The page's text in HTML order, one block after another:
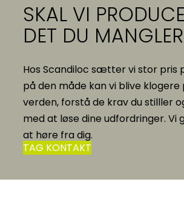
SKAL VI
DET DU MANGLER
Hos Scandiloc sætter vi stor pris
på den måde kan vi blive klogere
verden, forstå de krav du stilller
med at løse dine udfordringer.
at høre fra dig.
TAG KONTAKT